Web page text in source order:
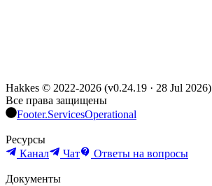
Hakkes © 2022-2026 (v0.24.19 · 28 Jul 2026)
Все права защищены
Footer.ServicesOperational
Ресурсы
Канал
Чат Ответы на вопросы
Документы